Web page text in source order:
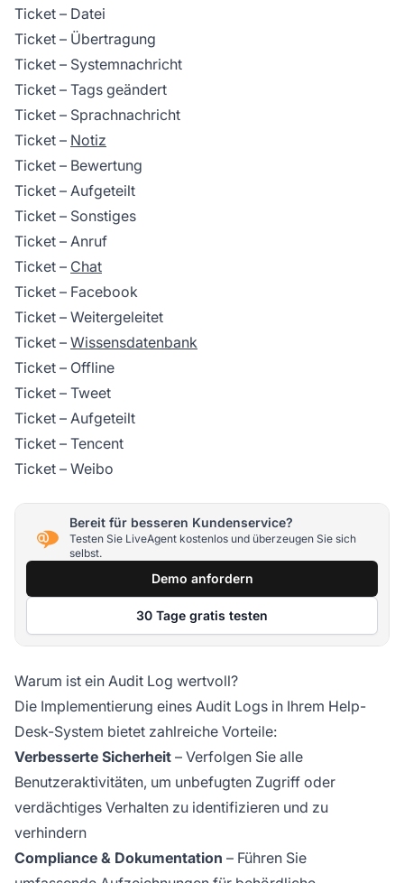
Ticket – Datei
Ticket – Übertragung
Ticket – Systemnachricht
Ticket – Tags geändert
Ticket – Sprachnachricht
Ticket – Notiz
Ticket – Bewertung
Ticket – Aufgeteilt
Ticket – Sonstiges
Ticket – Anruf
Ticket – Chat
Ticket – Facebook
Ticket – Weitergeleitet
Ticket – Wissensdatenbank
Ticket – Offline
Ticket – Tweet
Ticket – Aufgeteilt
Ticket – Tencent
Ticket – Weibo
Bereit für besseren Kundenservice?
Testen Sie LiveAgent kostenlos und überzeugen Sie sich
selbst.
Demo anfordern
30 Tage gratis testen
Warum ist ein Audit Log wertvoll?
Die Implementierung eines Audit Logs in Ihrem Help-
Desk-System bietet zahlreiche Vorteile:
Verbesserte Sicherheit – Verfolgen Sie alle
Benutzeraktivitäten, um unbefugten Zugriff oder
verdächtiges Verhalten zu identifizieren und zu
verhindern
Compliance & Dokumentation – Führen Sie